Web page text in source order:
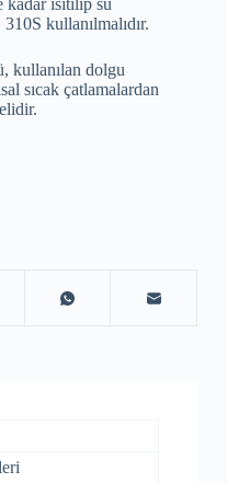
ısıtılıp su
kullanılmalıdır.
kullanılan dolgu
sıcak çatlamalardan